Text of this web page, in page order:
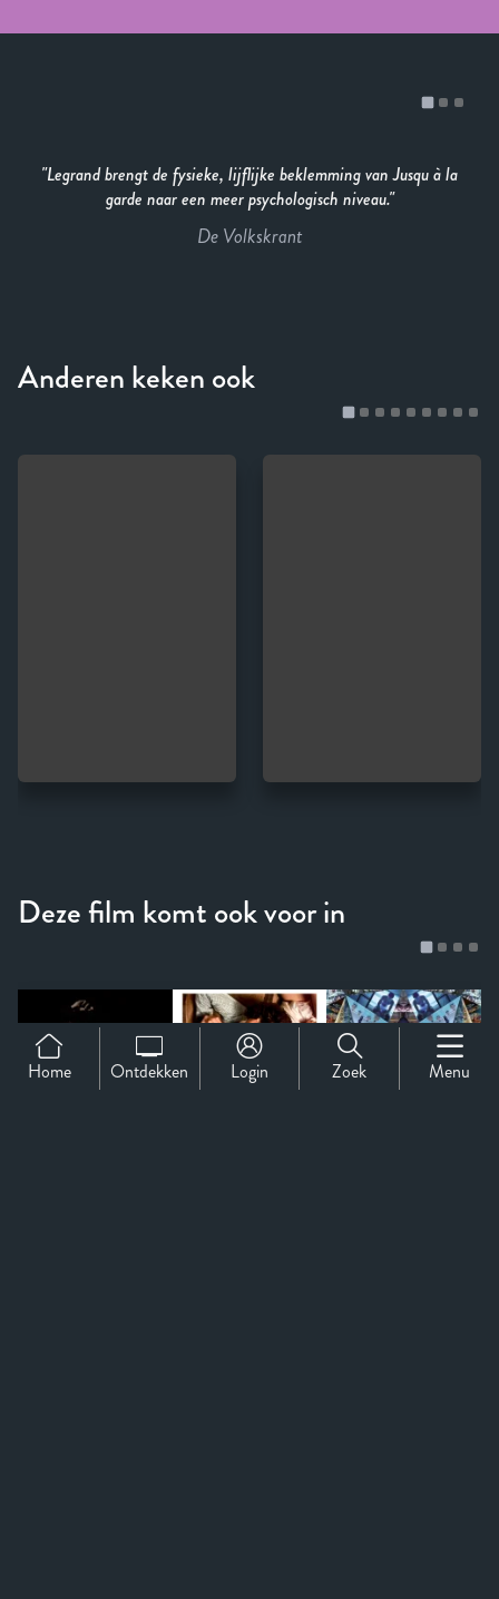
Legrand brengt de fysieke, lijflijke beklemming van Jusqu à la
garde naar een meer psychologisch niveau.
De Volkskrant
Home Ontdekken Login Zoek Menu